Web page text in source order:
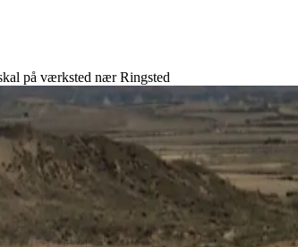
på værksted nær Ringsted